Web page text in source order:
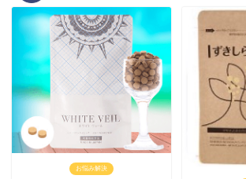
お悩み解決